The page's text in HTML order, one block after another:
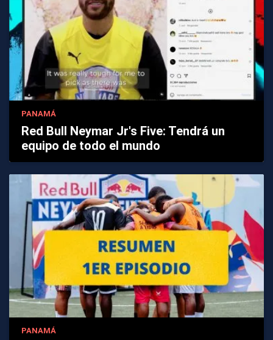
PANAMÁ
Red Bull Neymar Jr's Five: Tendrá un
equipo de todo el mundo
PANAMÁ